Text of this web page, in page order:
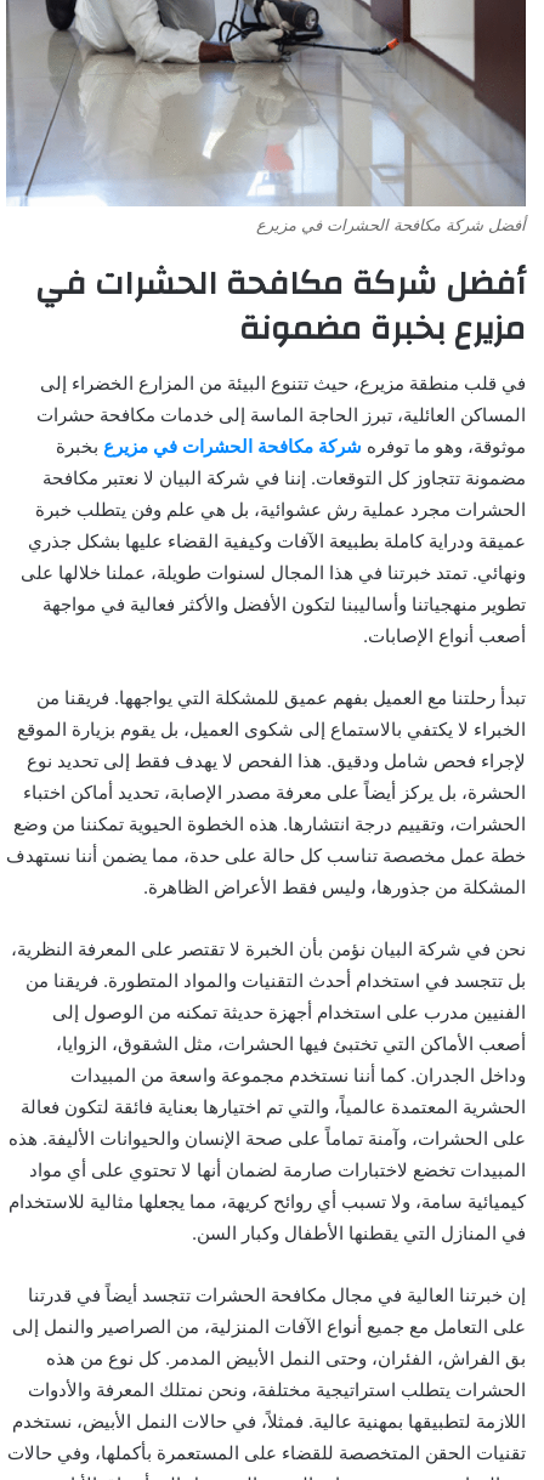
أفضل شركة مكافحة الحشرات في مزيرع
أفضل شركة مكافحة الحشرات في
مزيرع بخبرة مضمونة
في قلب منطقة مزيرع، حيث تتنوع البيئة من المزارع الخضراء إلى
المساكن العائلية، تبرز الحاجة الماسة إلى خدمات مكافحة حشرات
موثوقة، وهو ما توفره شركة مكافحة الحشرات في مزيرع بخبرة
مضمونة تتجاوز كل التوقعات. إننا في شركة البيان لا نعتبر مكافحة
الحشرات مجرد عملية رش عشوائية، بل هي علم وفن يتطلب خبرة
عميقة ودراية كاملة بطبيعة الآفات وكيفية القضاء عليها بشكل جذري
ونهائي. تمتد خبرتنا في هذا المجال لسنوات طويلة، عملنا خلالها على
تطوير منهجياتنا وأساليبنا لتكون الأفضل والأكثر فعالية في مواجهة
أصعب أنواع الإصابات.
تبدأ رحلتنا مع العميل بفهم عميق للمشكلة التي يواجهها. فريقنا من
الخبراء لا يكتفي بالاستماع إلى شكوى العميل، بل يقوم بزيارة الموقع
لإجراء فحص شامل ودقيق. هذا الفحص لا يهدف فقط إلى تحديد نوع
الحشرة، بل يركز أيضاً على معرفة مصدر الإصابة، تحديد أماكن اختباء
الحشرات، وتقييم درجة انتشارها. هذه الخطوة الحيوية تمكننا من وضع
خطة عمل مخصصة تناسب كل حالة على حدة، مما يضمن أننا نستهدف
المشكلة من جذورها، وليس فقط الأعراض الظاهرة.
نحن في شركة البيان نؤمن بأن الخبرة لا تقتصر على المعرفة النظرية،
بل تتجسد في استخدام أحدث التقنيات والمواد المتطورة. فريقنا من
الفنيين مدرب على استخدام أجهزة حديثة تمكنه من الوصول إلى
أصعب الأماكن التي تختبئ فيها الحشرات، مثل الشقوق، الزوايا،
وداخل الجدران. كما أننا نستخدم مجموعة واسعة من المبيدات
الحشرية المعتمدة عالمياً، والتي تم اختيارها بعناية فائقة لتكون فعالة
على الحشرات، وآمنة تماماً على صحة الإنسان والحيوانات الأليفة. هذه
المبيدات تخضع لاختبارات صارمة لضمان أنها لا تحتوي على أي مواد
كيميائية سامة، ولا تسبب أي روائح كريهة، مما يجعلها مثالية للاستخدام
في المنازل التي يقطنها الأطفال وكبار السن.
إن خبرتنا العالية في مجال مكافحة الحشرات تتجسد أيضاً في قدرتنا
على التعامل مع جميع أنواع الآفات المنزلية، من الصراصير والنمل إلى
بق الفراش، الفئران، وحتى النمل الأبيض المدمر. كل نوع من هذه
الحشرات يتطلب استراتيجية مختلفة، ونحن نمتلك المعرفة والأدوات
اللازمة لتطبيقها بمهنية عالية. فمثلاً، في حالات النمل الأبيض، نستخدم
تقنيات الحقن المتخصصة للقضاء على المستعمرة بأكملها، وفي حالات